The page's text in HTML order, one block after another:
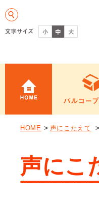
HOME > 声にこたえて
声にこ